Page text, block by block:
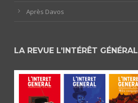
Après Davos
LA REVUE L’INTÉRÊT GÉNÉRAL